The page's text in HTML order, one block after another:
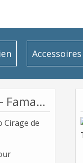
Accessoires
Saphir Pâte De Luxe - Famaco Cirage de Luxe en boîte metallique